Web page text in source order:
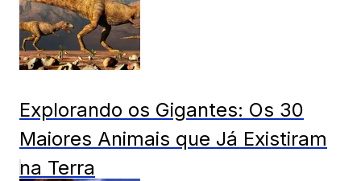
Explorando os Gigantes: Os 30
Maiores Animais que Já Existiram
na Terra